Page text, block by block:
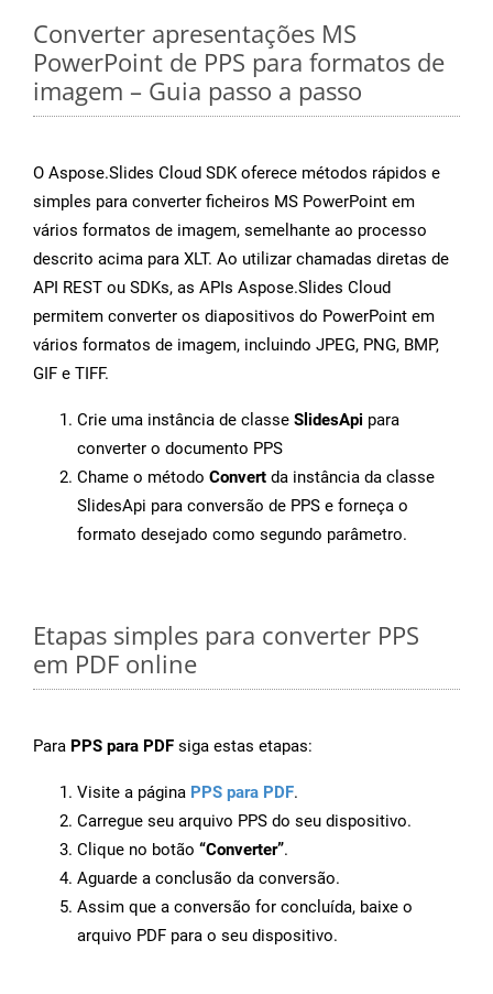
Converter apresentações MS
PowerPoint de PPS para formatos de
imagem – Guia passo a passo
O Aspose.Slides Cloud SDK oferece métodos rápidos e
simples para converter ficheiros MS PowerPoint em
vários formatos de imagem, semelhante ao processo
descrito acima para XLT. Ao utilizar chamadas diretas de
API REST ou SDKs, as APIs Aspose.Slides Cloud
permitem converter os diapositivos do PowerPoint em
vários formatos de imagem, incluindo JPEG, PNG, BMP,
GIF e TIFF.
Crie uma instância de classe SlidesApi para
converter o documento PPS
Chame o método Convert da instância da classe
SlidesApi para conversão de PPS e forneça o
formato desejado como segundo parâmetro.
Etapas simples para converter PPS
em PDF online
Para PPS para PDF siga estas etapas:
Visite a página PPS para PDF.
Carregue seu arquivo PPS do seu dispositivo.
Clique no botão “Converter”.
Aguarde a conclusão da conversão.
Assim que a conversão for concluída, baixe o
arquivo PDF para o seu dispositivo.